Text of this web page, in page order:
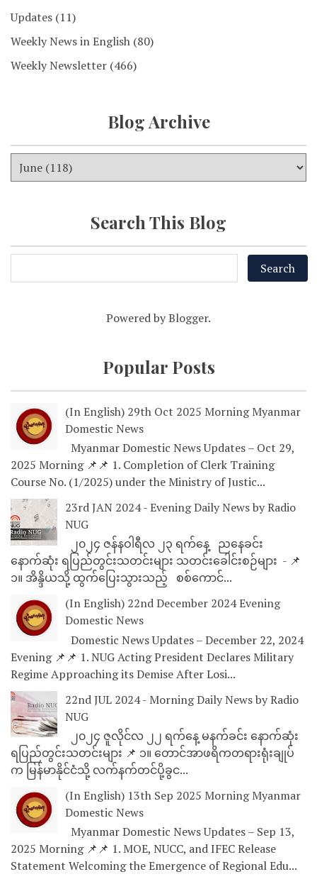
Updates (11)
Weekly News in English (80)
Weekly Newsletter (466)
Blog Archive
Search This Blog
Powered byBlogger.
Popular Posts
(In English) 29th Oct 2025 Morning Myanmar
Domestic News
Myanmar Domestic News Updates – Oct 29,
2025 Morning 📌📌 1. Completion of Clerk Training
Course No. (1/2025) under the Ministry of Justic...
23rd JAN 2024 - Evening Daily News by Radio
NUG
၂၀၂၄ ဇန်နဝါရီလ ၂၃ ရက်နေ့ ညနေခင်း
နောက်ဆုံး ရပြည်တွင်းသတင်းများ သတင်းခေါင်းစဉ်များ - 📌
၁။ အိန္ဒိယသို့ ထွက်ပြေးသွားသည့် စစ်ကောင်...
(In English) 22nd December 2024 Evening
Domestic News
Domestic News Updates – December 22, 2024
Evening 📌📌 1. NUG Acting President Declares Military
Regime Approaching its Demise After Losi...
22nd JUL 2024 - Morning Daily News by Radio
NUG
၂၀၂၄ ဇူလိုင်လ ၂၂ ရက်နေ့ မနက်ခင်း နောက်ဆုံး
ရပြည်တွင်းသတင်းများ 📌 ၁။ တောင်အာဖရိကတရားရုံးချုပ်
က မြန်မာနိုင်ငံသို့ လက်နက်တင်ပို့ခွင...
(In English) 13th Sep 2025 Morning Myanmar
Domestic News
Myanmar Domestic News Updates – Sep 13,
2025 Morning 📌📌 1. MOE, NUCC, and IFEC Release
Statement Welcoming the Emergence of Regional Edu...